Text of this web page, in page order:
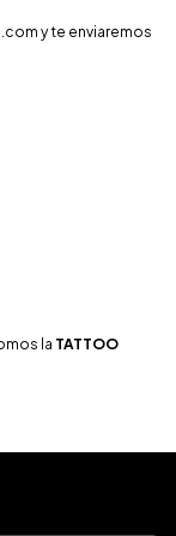
y te enviaremos
la TATTOO